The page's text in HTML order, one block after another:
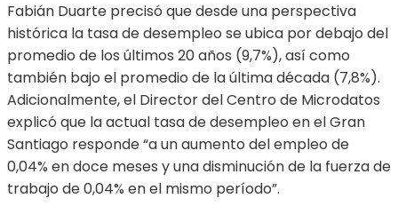
Fabián Duarte precisó que desde una perspectiva
histórica la tasa de desempleo se ubica por debajo del
promedio de los últimos 20 años (9,7%), así como
también bajo el promedio de la última década (7,8%).
Adicionalmente, el Director del Centro de Microdatos
explicó que la actual tasa de desempleo en el Gran
Santiago responde “a un aumento del empleo de
0,04% en doce meses y una disminución de la fuerza de
trabajo de 0,04% en el mismo período”.